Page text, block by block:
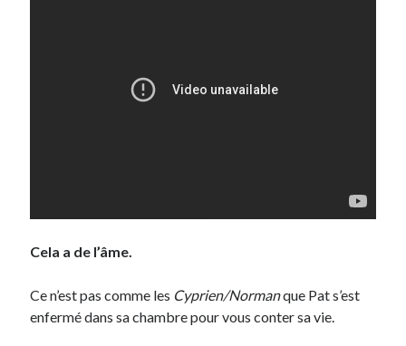
Geek
Humeur
Lectures
Cela a de l’âme.
Ce n’est pas comme les Cyprien/Normanque Pat s’est
enfermé dans sa chambre pour vous conter sa vie.